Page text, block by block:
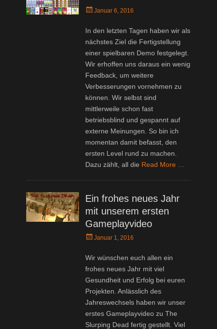
PostedJanuar 6, 2016
In den letzten Tagen haben wir als
nächstes Ziel die Fertigstellung
einer spielbaren Demo festgelegt.
Wir erhoffen uns daraus ein wenig
Feedback, um weitere
Verbesserungen vornehmen zu
können. Wir selbst sind
mittlerweile schon fast
betriebsblind und gespannt auf
externe Meinungen. So bin ich
momentan damit befasst, den
ersten Level rund zu machen.
Dazu zählt, all die Read More …
Ein frohes neues Jahr
mit unserem ersten
Gameplayvideo
PostedJanuar 1, 2016
Wir wünschen euch allen ein
frohes neues Jahr mit viel
Gesundheit und Erfolg bei euren
Projekten. Anlässlich des
Jahreswechsels haben wir unser
erstes Gameplayvideo zu The
Slurping Dead fertig gestellt. Viel